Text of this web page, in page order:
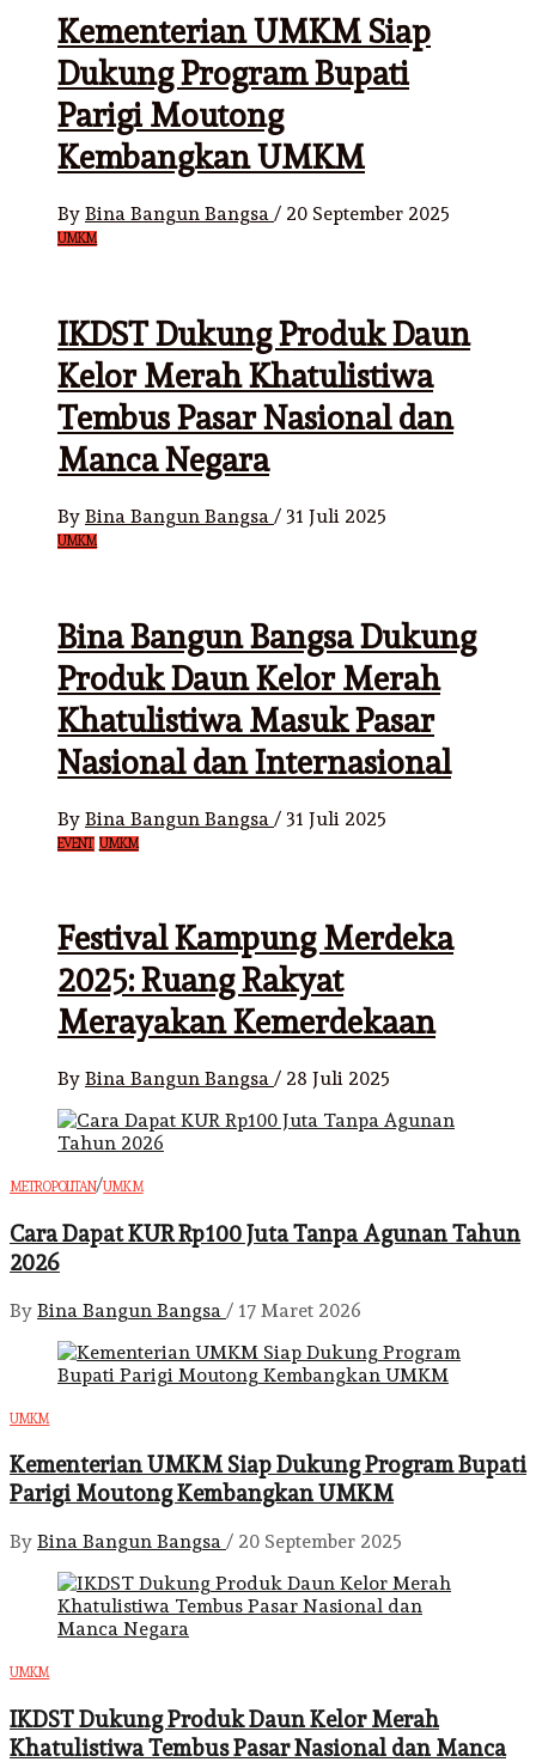
Kementerian UMKM Siap
Dukung Program Bupati
Parigi Moutong
Kembangkan UMKM
By Bina Bangun Bangsa / 20 September 2025
UMKM
IKDST Dukung Produk Daun
Kelor Merah Khatulistiwa
Tembus Pasar Nasional dan
Manca Negara
By Bina Bangun Bangsa / 31 Juli 2025
UMKM
Bina Bangun Bangsa Dukung
Produk Daun Kelor Merah
Khatulistiwa Masuk Pasar
Nasional dan Internasional
By Bina Bangun Bangsa / 31 Juli 2025
EVENT UMKM
Festival Kampung Merdeka
2025: Ruang Rakyat
Merayakan Kemerdekaan
By Bina Bangun Bangsa / 28 Juli 2025
METROPOLITAN/UMKM
Cara Dapat KUR Rp100 Juta Tanpa Agunan Tahun
2026
By Bina Bangun Bangsa / 17 Maret 2026
UMKM
Kementerian UMKM Siap Dukung Program Bupati
Parigi Moutong Kembangkan UMKM
By Bina Bangun Bangsa / 20 September 2025
UMKM
IKDST Dukung Produk Daun Kelor Merah
Khatulistiwa Tembus Pasar Nasional dan Manca